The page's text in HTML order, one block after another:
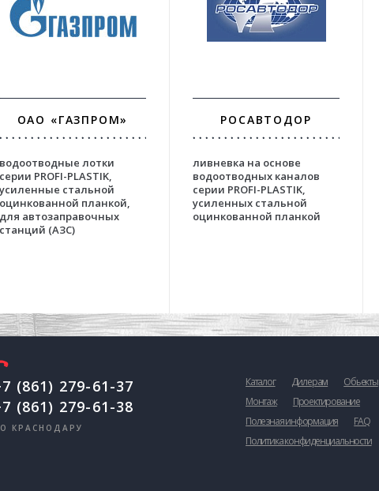
ОАО «ГАЗПРОМ»
водоотводные лотки
серии PROFI-PLASTIK,
усиленные стальной
оцинкованной планкой,
для автозаправочных
станций (АЗС)
РОСАВТОДОР
ливневка на основе
водоотводных каналов
серии PROFI-PLASTIK,
усиленных стальной
оцинкованной планкой
(861) 279-61-37
(861) 279-61-38
КРАСНОДАРУ
Каталог Дилерам
Обьекты
Монтаж
Проектирование
Полезная информация
FAQ
Политика конфиденциальности